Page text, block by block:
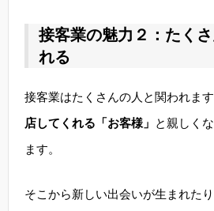
接客業の魅力２：たく
れる
接客業はたくさんの人と関われます
店してくれる「お客様」 と親しく
ます。
そこから新しい出会いが生まれた